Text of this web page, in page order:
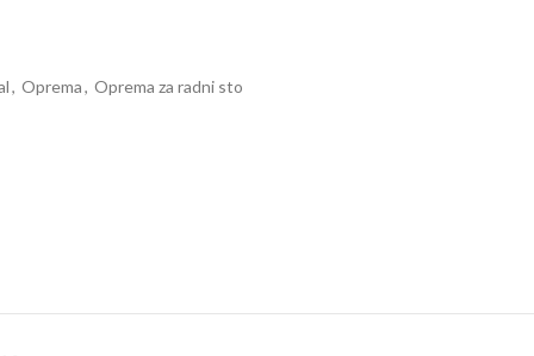
, Oprema, Oprema za radni sto